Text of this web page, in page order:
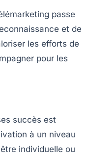
passe
et de
les efforts de
pour les
succès est
à un niveau
individuelle ou